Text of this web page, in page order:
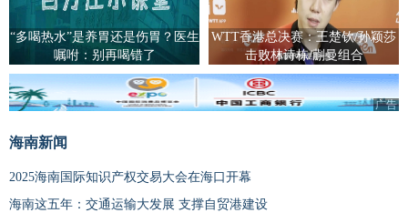
“多喝热水”是养胃还是伤胃？医生
嘱咐：别再喝错了
WTT香港总决赛：王楚钦/孙颖莎
击败林诗栋/蒯曼组合
广告
海南新闻
2025海南国际知识产权交易大会在海口开幕
海南这五年：交通运输大发展 支撑自贸港建设